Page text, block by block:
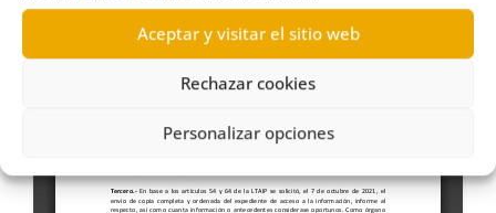
Aceptar y visitar el sitio web
Rechazar cookies
Personalizar opciones